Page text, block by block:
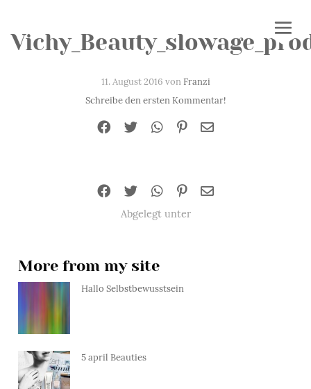
11. August 2016 vonFranzi
Schreibe den ersten Kommentar!
Abgelegt unter
More from my site
Hallo Selbstbewusstsein
5 april Beauties